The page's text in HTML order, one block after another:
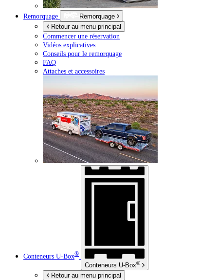
Remorquage
Remorquage
Retour au menu principal
Commencer une réservation
Vidéos explicatives
Conseils pour le remorquage
FAQ
Attaches et accessoires
Conteneurs U-Box®
Conteneurs U-Box®
Retour au menu principal